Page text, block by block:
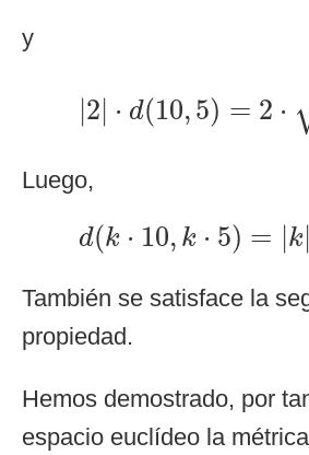
y
|2| ⋅ d(10,5) = 2 ⋅
Luego,
d(k ⋅ 10, k ⋅ 5) = |k|
d( k⋅ 10,k =|k
También se satisface la
propiedad.
Hemos demostrado, por
espacio euclídeo la